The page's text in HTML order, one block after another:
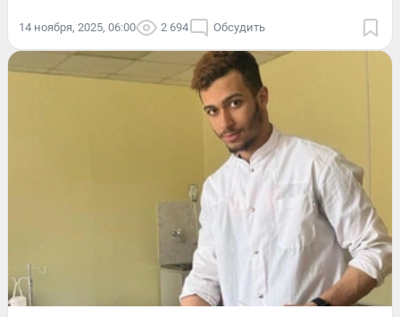
14 ноября, 2025, 06:00 2 694 Обсудить